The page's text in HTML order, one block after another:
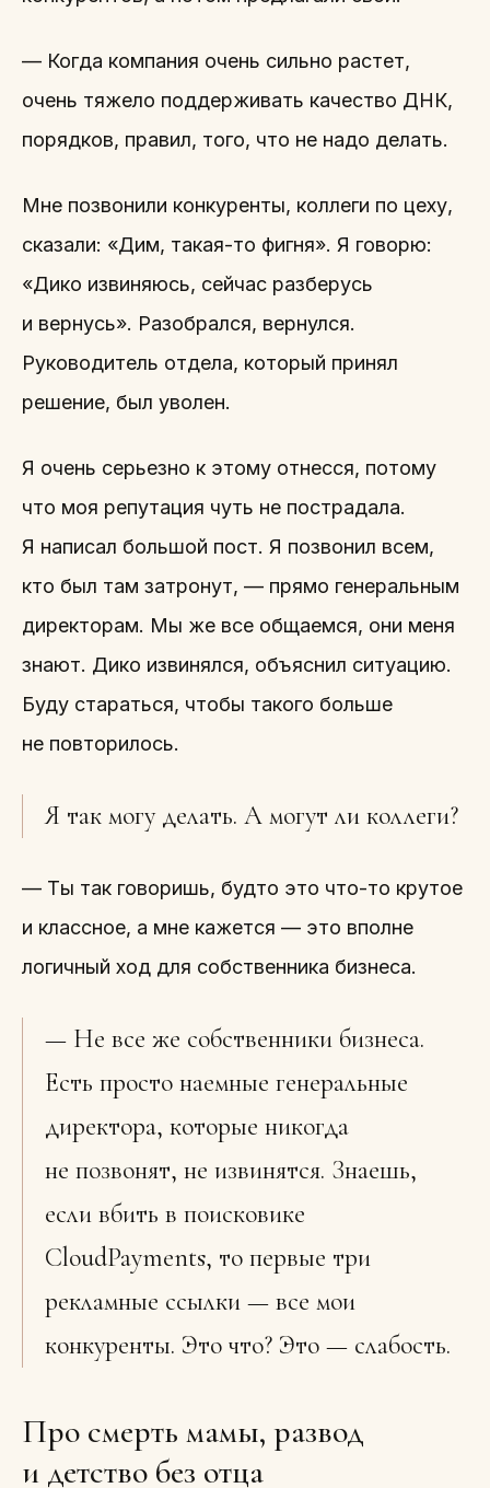
— Когда компания очень сильно растет,
очень тяжело поддерживать качество ДНК,
порядков, правил, того, что не надо делать.
Мне позвонили конкуренты, коллеги по цеху,
сказали: «Дим, такая-то фигня». Я говорю:
«Дико извиняюсь, сейчас разберусь
и вернусь». Разобрался, вернулся.
Руководитель отдела, который принял
решение, был уволен.
Я очень серьезно к этому отнесся, потому
что моя репутация чуть не пострадала.
Я написал большой пост. Я позвонил всем,
кто был там затронут, — прямо генеральным
директорам. Мы же все общаемся, они меня
знают. Дико извинялся, объяснил ситуацию.
Буду стараться, чтобы такого больше
не повторилось.
Я так могу делать. А могут ли коллеги?
— Ты так говоришь, будто это что-то крутое
и классное, а мне кажется — это вполне
логичный ход для собственника бизнеса.
— Не все же собственники бизнеса.
Есть просто наемные генеральные
директора, которые никогда
не позвонят, не извинятся. Знаешь,
если вбить в поисковике
CloudPayments, то первые три
рекламные ссылки — все мои
конкуренты. Это что? Это — слабость.
Про смерть мамы, развод
и детство без отца